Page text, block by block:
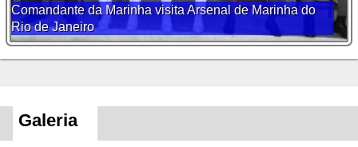
Comandante da Marinha visita Arsenal de Marinha do
Rio de Janeiro
Galeria